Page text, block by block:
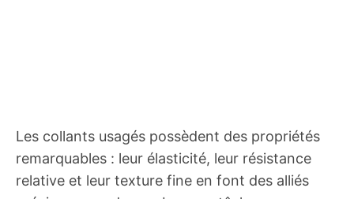
Les collants usagés possèdent des propriétés
remarquables : leur élasticité, leur résistance
relative et leur texture fine en font des alliés